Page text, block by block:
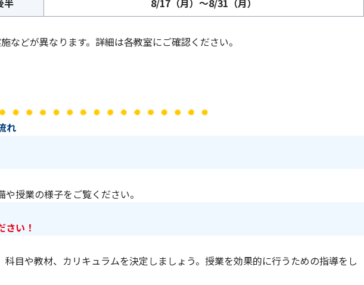
どが異なります。詳細は各教室にご確認ください。
れ
授業の様子をご覧ください。
さい！
目や教材、カリキュラムを決定しましょう。授業を効果的に行うための指導をし